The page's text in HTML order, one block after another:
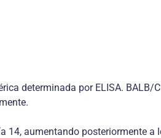
determinada por ELISA.
14, aumentando posteriormente a